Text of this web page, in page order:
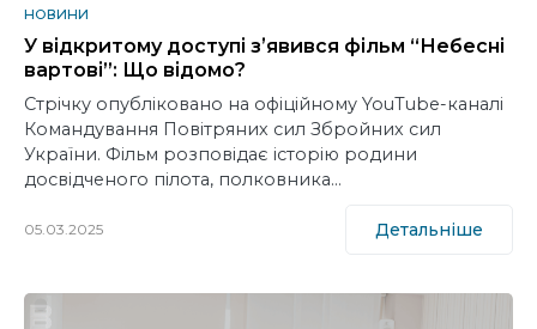
НОВИНИ
У відкритому доступі зʼявився фільм “Небесні
вартові”: Що відомо?
Стрічку опубліковано на офіційному YouTube-каналі
Командування Повітряних сил Збройних сил
України. Фільм розповідає історію родини
досвідченого пілота, полковника…
05.03.2025 Детальніше